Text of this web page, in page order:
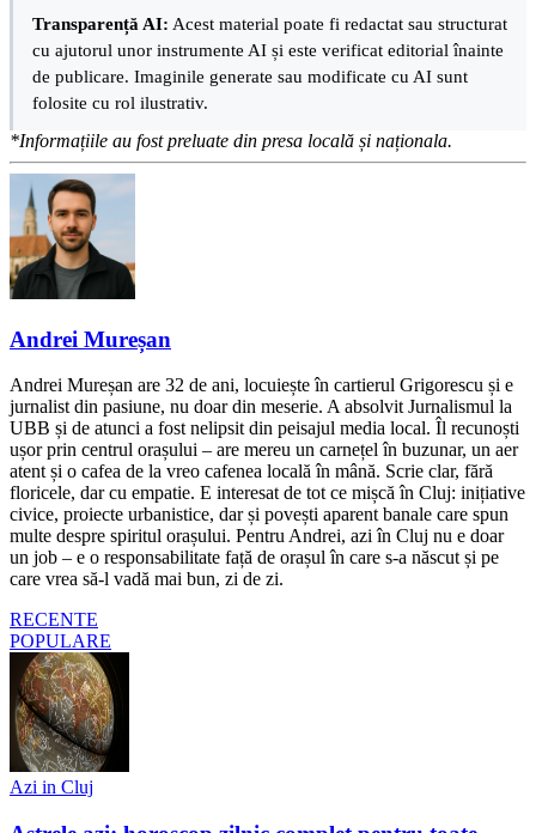
Transparență AI: Acest material poate fi redactat sau structurat
cu ajutorul unor instrumente AI și este verificat editorial înainte
de publicare. Imaginile generate sau modificate cu AI sunt
folosite cu rol ilustrativ.
*Informațiile au fost preluate din presa locală și naționala.
Andrei Mureșan
Andrei Mureșan are 32 de ani, locuiește în cartierul Grigorescu și e
jurnalist din pasiune, nu doar din meserie. A absolvit Jurnalismul la
UBB și de atunci a fost nelipsit din peisajul media local. Îl recunoști
ușor prin centrul orașului – are mereu un carnețel în buzunar, un aer
atent și o cafea de la vreo cafenea locală în mână. Scrie clar, fără
floricele, dar cu empatie. E interesat de tot ce mișcă în Cluj: inițiative
civice, proiecte urbanistice, dar și povești aparent banale care spun
multe despre spiritul orașului. Pentru Andrei, azi în Cluj nu e doar
un job – e o responsabilitate față de orașul în care s-a născut și pe
care vrea să-l vadă mai bun, zi de zi.
RECENTE
POPULARE
Azi in Cluj